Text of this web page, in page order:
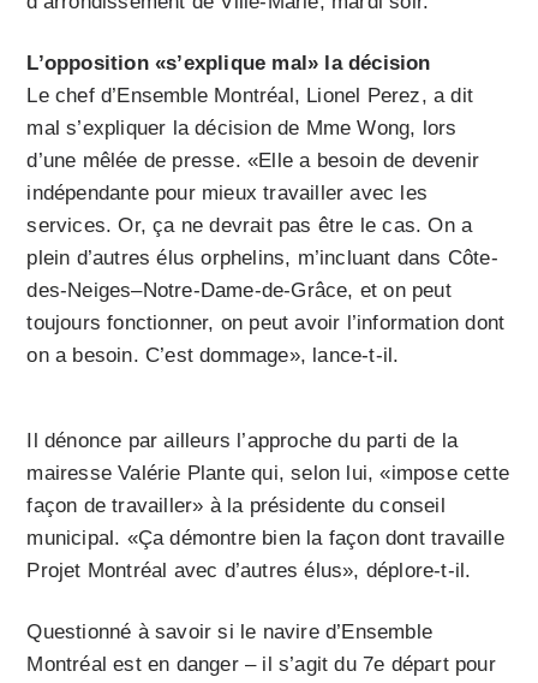
L’opposition «s’explique mal» la décision
Le chef d’Ensemble Montréal, Lionel Perez, a dit
mal s’expliquer la décision de Mme Wong, lors
d’une mêlée de presse. «Elle a besoin de devenir
indépendante pour mieux travailler avec les
services. Or, ça ne devrait pas être le cas. On a
plein d’autres élus orphelins, m’incluant dans Côte-
des-Neiges–Notre-Dame-de-Grâce, et on peut
toujours fonctionner, on peut avoir l’information dont
on a besoin. C’est dommage», lance-t-il.
Il dénonce par ailleurs l’approche du parti de la
mairesse Valérie Plante qui, selon lui, «impose cette
façon de travailler» à la présidente du conseil
municipal. «Ça démontre bien la façon dont travaille
Projet Montréal avec d’autres élus», déplore-t-il.
Questionné à savoir si le navire d’Ensemble
Montréal est en danger – il s’agit du 7e départ pour